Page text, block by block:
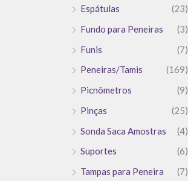
Espátulas
(23)
Fundo para Peneiras
(3)
Funis
(7)
Peneiras/Tamis
(169)
Picnômetros
(9)
Pinças
(25)
Sonda Saca Amostras
(4)
Suportes
(6)
Tampas para Peneira
(7)